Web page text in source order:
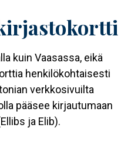
kuin Vaasassa, eikä
henkilökohtaisesti
verkkosivuilta
pääsee kirjautumaan
ja Elib).